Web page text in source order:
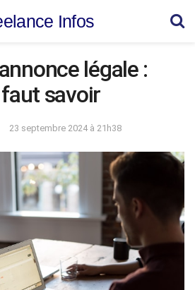
Infos
légale :
savoir
23 septembre 2024 à 21h38